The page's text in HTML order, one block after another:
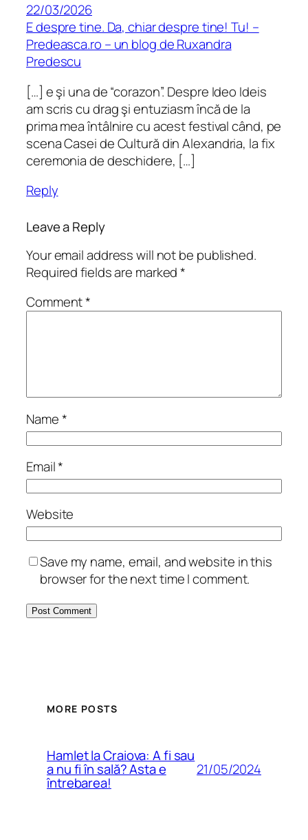
22/03/2026
E despre tine. Da, chiar despre tine! Tu! –
Predeasca.ro – un blog de Ruxandra
Predescu
[…] e şi una de “corazon”. Despre Ideo Ideis
am scris cu drag şi entuziasm încă de la
prima mea întâlnire cu acest festival când, pe
scena Casei de Cultură din Alexandria, la fix
ceremonia de deschidere, […]
Reply
Leave a Reply
Your email address will not be published.
Required fields are marked*
Comment*
Name*
Email*
Website
Save my name, email, and website in this
browser for the next time I comment.
MORE POSTS
Hamlet la Craiova: A fi sau
a nu fi în sală? Asta e
întrebarea!
21/05/2024